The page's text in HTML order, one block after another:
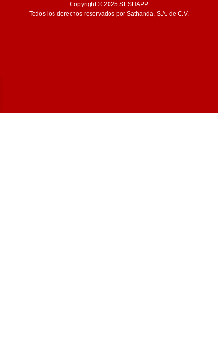
Copyright © 2025 SHSHAPP
Todos los derechos reservados por Sathanda, S.A. de C.V.